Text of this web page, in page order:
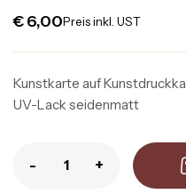
€6,00Preis inkl. UST
Kunstkarte auf
UV-Lack seidenmatt
- +